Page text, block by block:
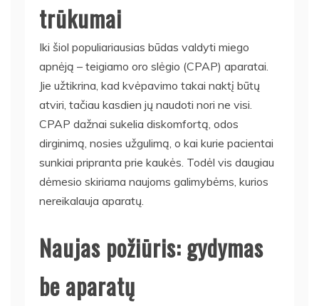
trūkumai
Iki šiol populiariausias būdas valdyti miego
apnėją – teigiamo oro slėgio (CPAP) aparatai.
Jie užtikrina, kad kvėpavimo takai naktį būtų
atviri, tačiau kasdien jų naudoti nori ne visi.
CPAP dažnai sukelia diskomfortą, odos
dirginimą, nosies užgulimą, o kai kurie pacientai
sunkiai pripranta prie kaukės. Todėl vis daugiau
dėmesio skiriama naujoms galimybėms, kurios
nereikalauja aparatų.
Naujas požiūris: gydymas
be aparatų